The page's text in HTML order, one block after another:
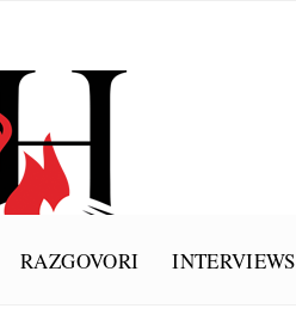
RAZGOVORI INTERVIEWS